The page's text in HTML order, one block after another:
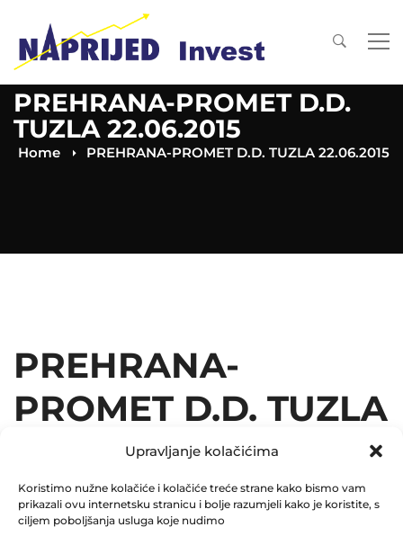
Upravljanje kolačićima
Koristimo nužne kolačiće i kolačiće treće strane kako bismo vam
prikazali ovu internetsku stranicu i bolje razumjeli kako je koristite, s
ciljem poboljšanja usluga koje nudimo
PREHRANA-PROMET D.D.
TUZLA 22.06.2015
Home PREHRANA-PROMET D.D. TUZLA 22.06.2015
PREHRANA-
PROMET D.D. TUZLA
22.06.2015
December 31, 2015
0 Comments